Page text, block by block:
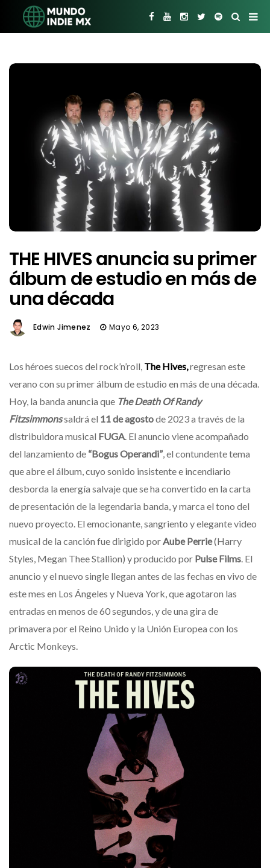
THE HIVES anuncia su primer
álbum de estudio en más de
una década
Edwin Jimenez Mayo 6, 2023
Los héroes suecos del rock’n’roll, The Hives,regresan este
verano con su primer álbum de estudio en más de una década.
Hoy, la banda anuncia que The Death Of Randy
Fitzsimmonssaldrá el 11 de agostode 2023 a través de la
distribuidora musical FUGA. El anuncio viene acompañado
del lanzamiento de “Bogus Operandi”, el contundente tema
que abre el álbum, cuyo sonido insistente e incendiario
desborda la energía salvaje que se ha convertido en la carta
de presentación de la legendaria banda, y marca el tono del
nuevo proyecto. El emocionante, sangriento y elegante video
musical de la canción fue dirigido porAube Perrie(Harry
Styles, Megan Thee Stallion) y producido por Pulse Films. El
anuncio y el nuevo single llegan antes de las fechas en vivo de
este mes en Los Ángeles y Nueva York, que agotaron las
entradas en menos de 60 segundos, y de una gira de
primavera por el Reino Unido y la Unión Europea con los
Arctic Monkeys.